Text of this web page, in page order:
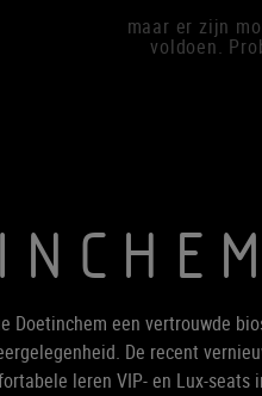
maar er zijn
voldoen.
Doetinchem een vertrouwde
De recent
leren VIP- en Lux-seats